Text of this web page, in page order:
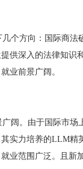
个方向：国际商
供深入的法律知识
业前景广阔。
阔。由于国际市
实力培养的LLM精
业范围广泛。且